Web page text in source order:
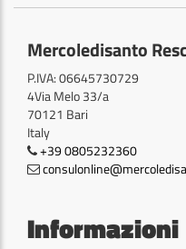
Mercoledisanto
P.IVA: 06645730729
4Via Melo 33/a
70121 Bari
Italy
+39 0805232360
Informazioni